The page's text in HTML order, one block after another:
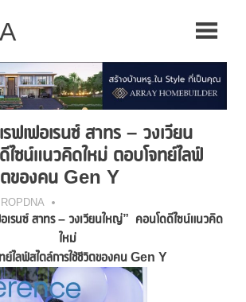
ฟเฟอเรนซ์ สาทร – วงเวียน
ซน์แนวคิดใหม่ ตอบโจทย์ไลฟ์
ตของคน Gen Y
เรนซ์ สาทร – วงเวียนใหญ่” คอนโดดีไซน์แนวคิด
ใหม่
ย์ไลฟ์สไตล์การใช้ชีวิตของคนGen Y